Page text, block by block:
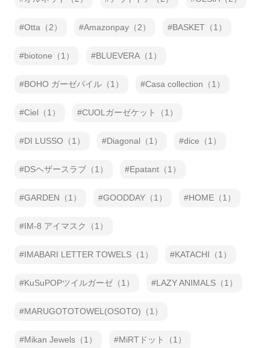
Otta（2） Amazonpay（2） BASKET（1）
biotone（1） BLUEVERA（1）
BOHO ガーゼパイル（1） Casa collection（1）
Ciel（1） CUOLガーゼケット（1）
DI LUSSO（1） Diagonal（1） dice（1）
DSヘザースラブ（1） Epatant（1）
GARDEN（1） GOODDAY（1） HOME（1）
IM-8 アイマスク（1）
IMABARI LETTER TOWELS（1） KATACHI（1）
KuSuPOPツイルガーゼ（1） LAZY ANIMALS（1）
MARUGOTOTOWEL(OSOTO)（1）
Mikan Jewels（1） MiRTドット（1）